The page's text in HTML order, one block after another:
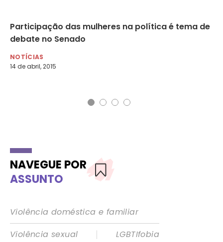
Participação das mulheres na política é tema de
debate no Senado
NOTÍCIAS
14 de abril, 2015
NAVEGUE POR
ASSUNTO
Violência doméstica e familiar
Violência sexual
|
LGBTIfobia